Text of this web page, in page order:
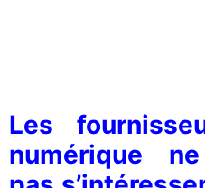
Les
numérique